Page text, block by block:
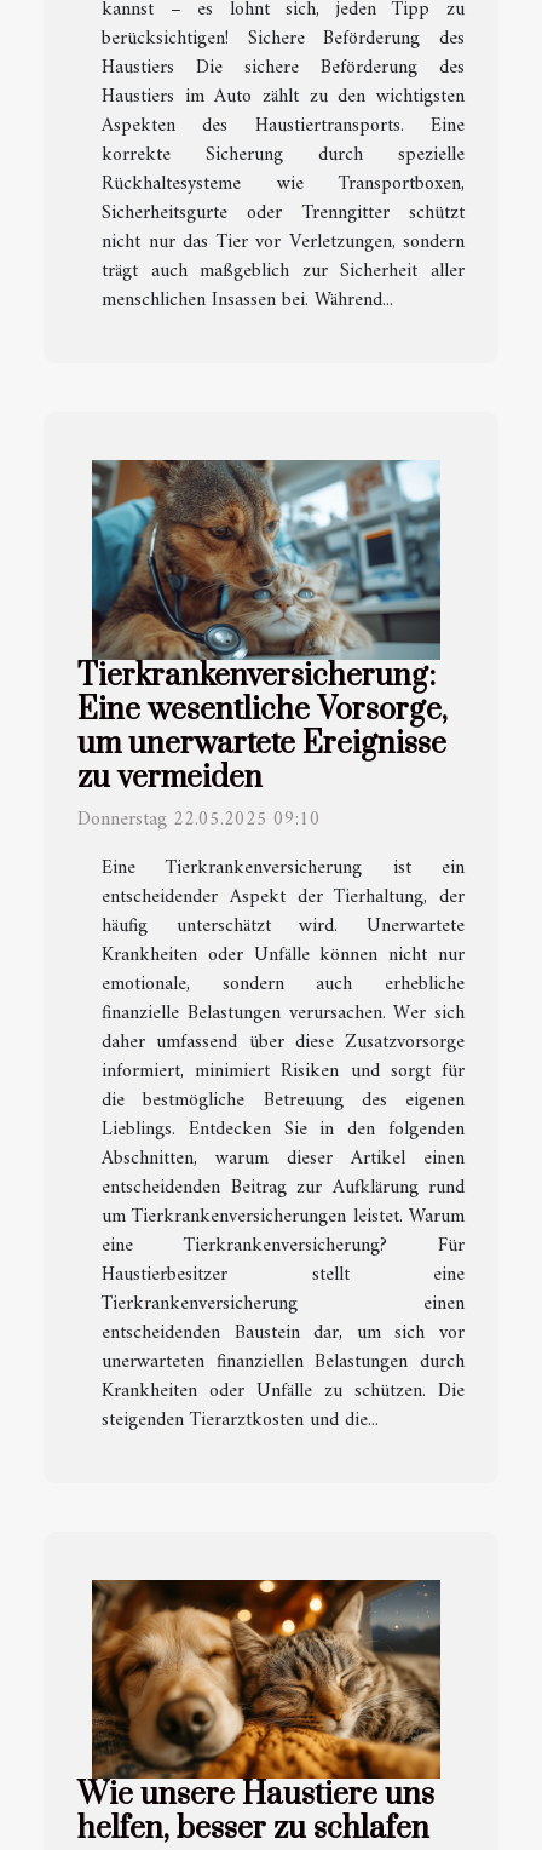
kannst – es lohnt sich, jeden Tipp zu
berücksichtigen! Sichere Beförderung des
Haustiers Die sichere Beförderung des
Haustiers im Auto zählt zu den wichtigsten
Aspekten des Haustiertransports. Eine
korrekte Sicherung durch spezielle
Rückhaltesysteme wie Transportboxen,
Sicherheitsgurte oder Trenngitter schützt
nicht nur das Tier vor Verletzungen, sondern
trägt auch maßgeblich zur Sicherheit aller
menschlichen Insassen bei. Während...
Tierkrankenversicherung:
Eine wesentliche Vorsorge,
um unerwartete Ereignisse
zu vermeiden
Donnerstag 22.05.2025 09:10
Eine Tierkrankenversicherung ist ein
entscheidender Aspekt der Tierhaltung, der
häufig unterschätzt wird. Unerwartete
Krankheiten oder Unfälle können nicht nur
emotionale, sondern auch erhebliche
finanzielle Belastungen verursachen. Wer sich
daher umfassend über diese Zusatzvorsorge
informiert, minimiert Risiken und sorgt für
die bestmögliche Betreuung des eigenen
Lieblings. Entdecken Sie in den folgenden
Abschnitten, warum dieser Artikel einen
entscheidenden Beitrag zur Aufklärung rund
um Tierkrankenversicherungen leistet. Warum
eine Tierkrankenversicherung? Für
Haustierbesitzer stellt eine
Tierkrankenversicherung einen
entscheidenden Baustein dar, um sich vor
unerwarteten finanziellen Belastungen durch
Krankheiten oder Unfälle zu schützen. Die
steigenden Tierarztkosten und die...
Wie unsere Haustiere uns
helfen, besser zu schlafen